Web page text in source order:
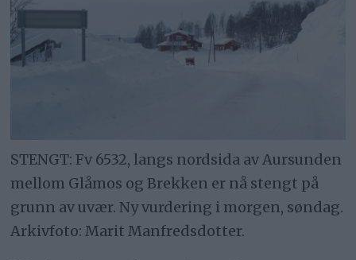
STENGT: Fv 6532, langs nordsida av Aursunden
mellom Glåmos og Brekken er nå stengt på
grunn av uvær. Ny vurdering i morgen, søndag.
Arkivfoto: Marit Manfredsdotter.